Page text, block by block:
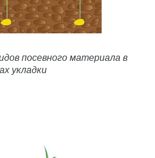
посевного материала в
укладки